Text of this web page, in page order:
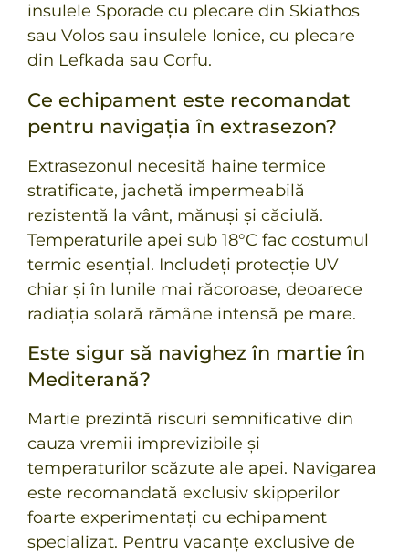
insulele Sporade cu plecare din Skiathos
sau Volos sau insulele Ionice, cu plecare
din Lefkada sau Corfu.
Ce echipament este recomandat
pentru navigația în extrasezon?
Extrasezonul necesită haine termice
stratificate, jachetă impermeabilă
rezistentă la vânt, mănuși și căciulă.
Temperaturile apei sub 18°C fac costumul
termic esențial. Includeți protecție UV
chiar și în lunile mai răcoroase, deoarece
radiația solară rămâne intensă pe mare.
Este sigur să navighez în martie în
Mediterană?
Martie prezintă riscuri semnificative din
cauza vremii imprevizibile și
temperaturilor scăzute ale apei. Navigarea
este recomandată exclusiv skipperilor
foarte experimentați cu echipament
specializat. Pentru vacanțe exclusive de